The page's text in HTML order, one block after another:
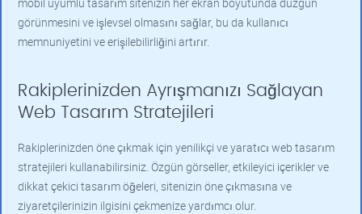
görünmesini ve işlevsel olmasını sağlar, bu da kullanıcı
memnuniyetini ve erişilebilirliğini artırır.
Rakiplerinizden Ayrışmanızı Sağlayan
Web Tasarım Stratejileri
Rakiplerinizden öne çıkmak için yenilikçi ve yaratıcı web tasarım
stratejileri kullanabilirsiniz. Özgün görseller, etkileyici içerikler ve
dikkat çekici tasarım öğeleri, sitenizin öne çıkmasına ve
ziyaretçilerinizin ilgisini çekmenize yardımcı olur.